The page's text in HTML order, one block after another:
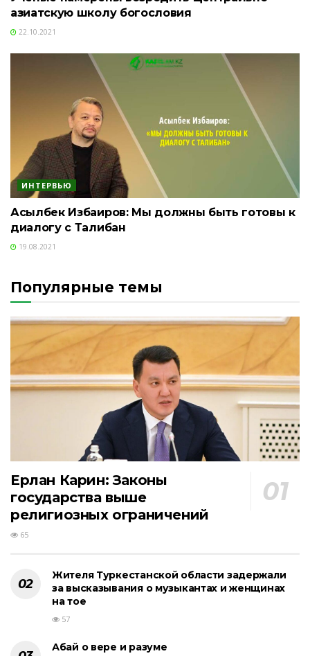
азиатскую школу богословия
22.10.2021
ИНТЕРВЬЮ
Асылбек Избаиров: Мы должны быть готовы к
диалогу с Талибан
19.08.2021
Популярные темы
Ерлан Карин: Законы
государства выше
религиозных ограничений
65
Жителя Туркестанской области задержали
за высказывания о музыкантах и женщинах
на тое
57
Абай о вере и разуме